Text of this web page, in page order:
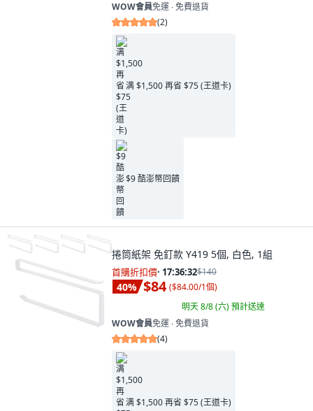
WOW會員免運 ∙ 免費退貨
(2)
满 $1,500 再省 $75 (王道卡)
$9 酷澎幣回饋
捲筒紙架 免釘款 Y419 5個, 白色, 1組
首購折扣價· 17:36:31$140
40% $84 ($84.00/1個)
明天 8/8 (六)預計送達
WOW會員免運 ∙ 免費退貨
(4)
满 $1,500 再省 $75 (王道卡)